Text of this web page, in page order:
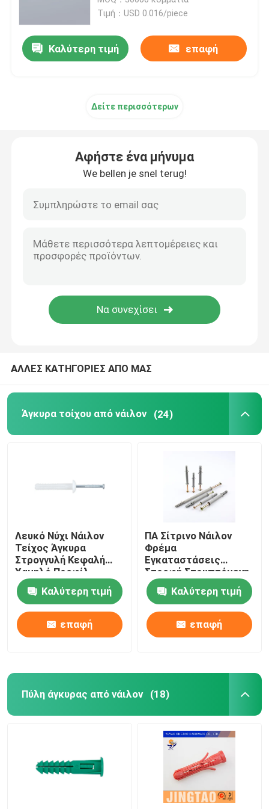
Συσκευές συσκευασίας πλαστικών
Πύλη από πλαστικό χαρτόνι
Τιμή：USD 0.016/piece
Καλύτερη τιμή επαφή
Δείτε περισσότερων
Αφήστε ένα μήνυμα
We bellen je snel terug!
ΑΛΛΕΣ ΚΑΤΗΓΟΡΙΕΣ ΑΠΟ ΜΑΣ
Άγκυρα τοίχου από νάιλον (24)
Λευκό Νύχι Νάιλον
Τείχος Άγκυρα
Στρογγυλή Κεφαλή
Χαμηλό Προφίλ
Τελεία 5MM X 25MM
Καλύτερη τιμή
επαφή
ΠΑ Σίτρινο Νάιλον
Φρέμα
Εγκαταστάσεις
Στροφή Στρυπτόμενη
Κεφαλή Μοναδικές
Φτερούγες Τύπος
Καλύτερη τιμή
επαφή
Πύλη άγκυρας από νάιλον (18)